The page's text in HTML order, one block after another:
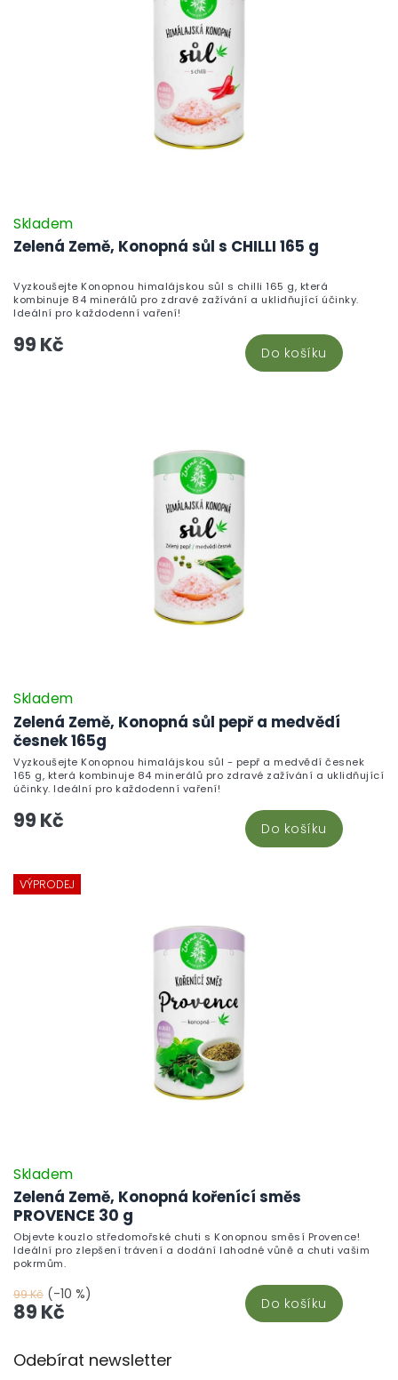
Zelená Země, Konopná sůl s CHILLI 165 g
Skladem
99 Kč Do košíku
Vyzkoušejte Konopnou himalájskou sůl s chilli 165 g, která
kombinuje 84 minerálů pro zdravé zažívání a uklidňující účinky.
Ideální pro každodenní vaření!
Zelená Země, Konopná sůl pepř a medvědí
česnek 165g
Skladem
99 Kč Do košíku
Vyzkoušejte Konopnou himalájskou sůl - pepř a medvědí česnek
165 g, která kombinuje 84 minerálů pro zdravé zažívání a uklidňující
účinky. Ideální pro každodenní vaření!
VÝPRODEJ
Zelená Země, Konopná kořenící směs
PROVENCE 30 g
Skladem
99 Kč (-10 %)
89 Kč Do košíku
Objevte kouzlo středomořské chuti s Konopnou směsí Provence!
Ideální pro zlepšení trávení a dodání lahodné vůně a chuti vašim
pokrmům.
Odebírat newsletter